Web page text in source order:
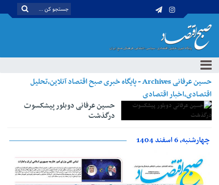
حسین عرفانی Archives - پایگاه خبری صبح اقتصاد آنلاین،تحلیل
اقتصادی،اخبار اقتصادی
حسین عرفانی دوبلور پیشکسوت
درگذشت
چهارشنبه، 6 اسفند 1404